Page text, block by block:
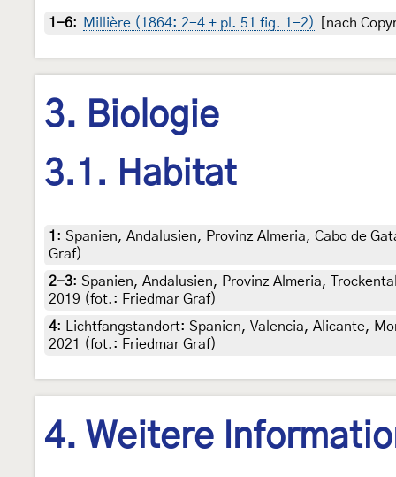
1-6: Millière (1864: 2-4 + pl. 51 fig. 1-2) [nach
3. Biologie
3.1. Habitat
1 : Spanien, Andalusien, Provinz Almeria, Cabo de
Graf)
2-3: Spanien, Andalusien, Provinz Almeria,
2019 (fot.: Friedmar Graf)
4:
Lichtfangstandort: Spanien, Valencia, Alicante,
2021 (fot.: Friedmar Graf)
4. Weitere